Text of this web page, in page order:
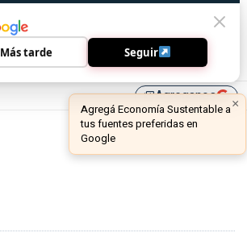
library_addAgreganos
Más tarde Seguir